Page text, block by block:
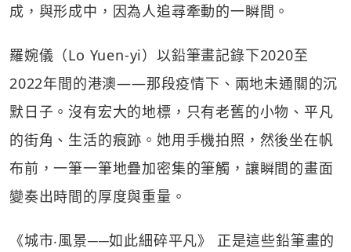
成，與形成中，因為人追尋牽動的一瞬間。
羅婉儀（Lo Yuen-yi）以鉛筆畫記錄下2020至
2022年間的港澳——那段疫情下、兩地未通關的沉
默日子。沒有宏大的地標，只有老舊的小物、平凡
的街角、生活的痕跡。她用手機拍照，然後坐在帆
布前，一筆一筆地疊加密集的筆觸，讓瞬間的畫面
變奏出時間的厚度與重量。
《城市‧風景──如此細碎平凡》 正是這些鉛筆畫的